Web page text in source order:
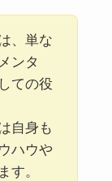
、単な
ンタ
ての役
自身も
ハウや
す。